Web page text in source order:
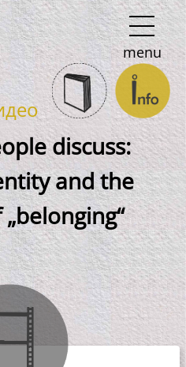
menu
discuss:
and the